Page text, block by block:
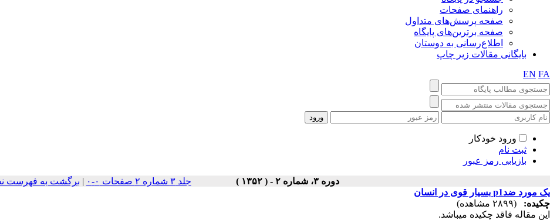
راهنمای صفحات
صفحه پرسش‌های متداول
صفحه برترین‌های پایگاه
اطلاع‌رسانی به دوستان
بایگانی مقالات زیر چاپ
EN FA
ورود خودکار
ثبت نام
بازیابی رمز عبور
دوره ۳، شماره ۲ - ( ۱۳۵۲ ) جلد ۳ شماره ۲ صفحات ۰-۰ | برگشت به فهرست
یک مورد ضدp1 بسیار قوی در انسان
چکیده:
(۲۸۹۹ مشاهده)
این مقاله فاقد چکیده می​باشد.